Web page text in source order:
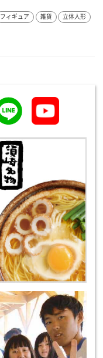
フィギュア 雑貨 立体人形